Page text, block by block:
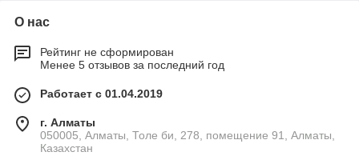
О нас
Рейтинг не сформирован
Менее 5 отзывов за последний год
Работает с 01.04.2019
г. Алматы
050005, Алматы, Толе би, 278, помещение 91, Алматы,
Казахстан